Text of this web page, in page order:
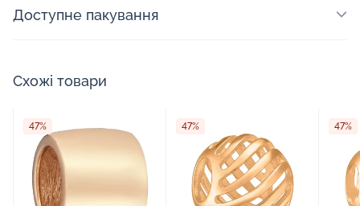
Доступне пакування
Схожі товари
47% 47% 47%